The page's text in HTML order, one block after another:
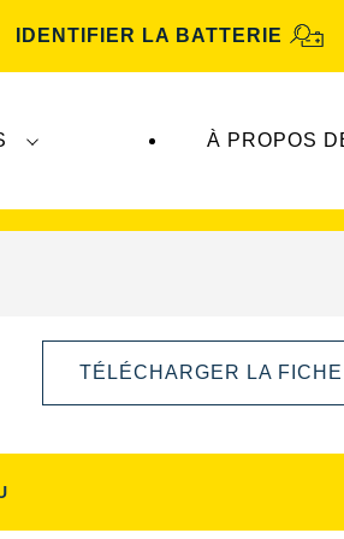
IDENTIFIER LA BATTERIE
À PROPOS
TÉLÉCHARGER LA